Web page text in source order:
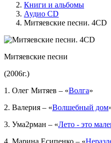
Книги и альбомы
Аудио CD
Митяевские песни. 4CD
Митяевские песни
(2006г.)
1. Олег Митяев – «Волга»
2. Валерия – «Волшебный дом
3. Ума2рман – «Лето - это